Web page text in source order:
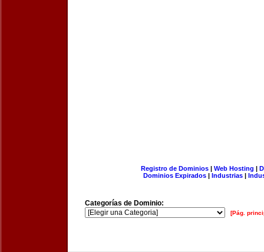
Registro de Dominios| Web Hosting |
Dominios Expirados | Industrias |
Categorías de Dominio:
[Pág.